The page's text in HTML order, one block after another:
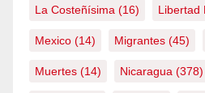
La Costeñísima (16) Libertad
Mexico (14) Migrantes (45)
Muertes (14) Nicaragua (378)